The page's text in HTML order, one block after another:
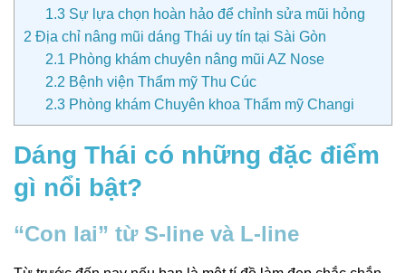
1.3 Sự lựa chọn hoàn hảo để chỉnh sửa mũi hỏng
2 Địa chỉ nâng mũi dáng Thái uy tín tại Sài Gòn
2.1 Phòng khám chuyên nâng mũi AZ Nose
2.2 Bệnh viện Thẩm mỹ Thu Cúc
2.3 Phòng khám Chuyên khoa Thẩm mỹ Changi
Dáng Thái có những đặc điểm
gì nổi bật?
“Con lai” từ S-line và L-line